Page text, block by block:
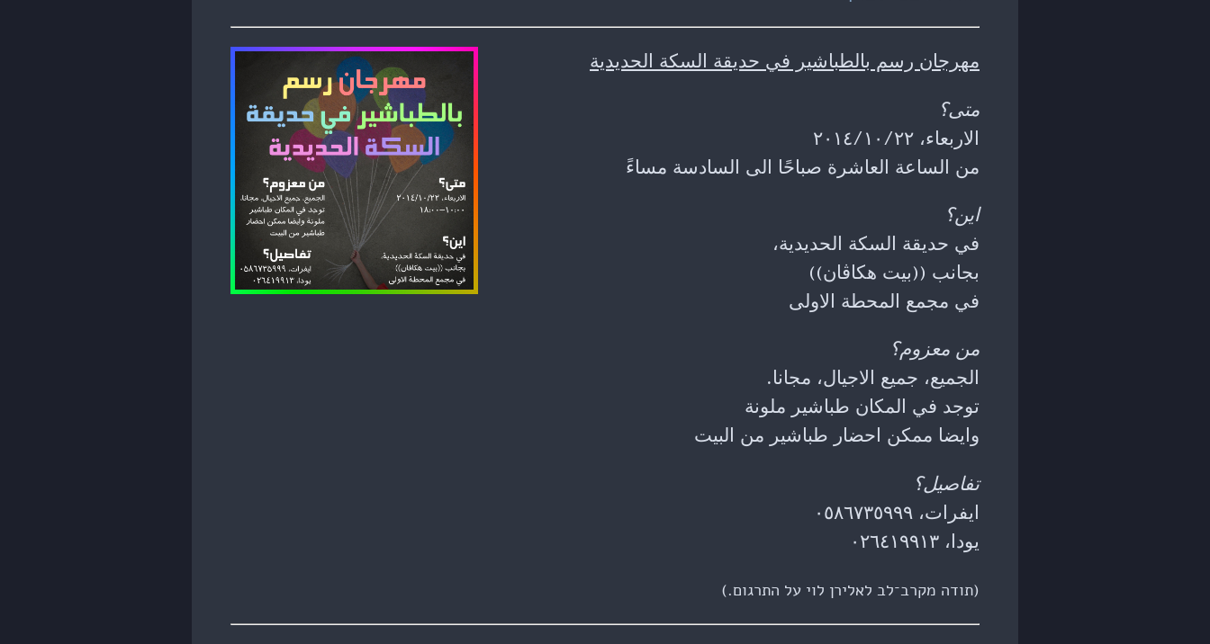
مهرجان رسم بالطباشير في حديقة السكة الحديدية
متى؟
الاربعاء، ٢٠١٤/١٠/٢٢
من الساعة العاشرة صباحًا الى السادسة مساءً
اين؟
في حديقة السكة الحديدية،
بجانب ((بيت هكاڤان))
في مجمع المحطة الاولى
من معزوم؟
الجميع، جميع الاجيال، مجانا.
توجد في المكان طباشير ملونة
وايضا ممكن احضار طباشير من البيت
تفاصيل؟
ايفرات، ٠٥٨٦٧٣٥٩٩٩
يودا، ٠٢٦٤١٩٩١٣
(תודה מקרב־לב לאלירן לוי על התרגום.)